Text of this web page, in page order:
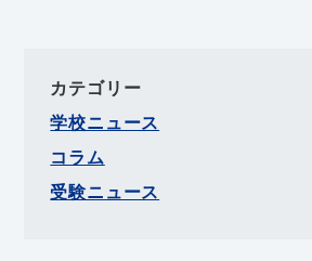
カテゴリー
学校ニュース
コラム
受験ニュース